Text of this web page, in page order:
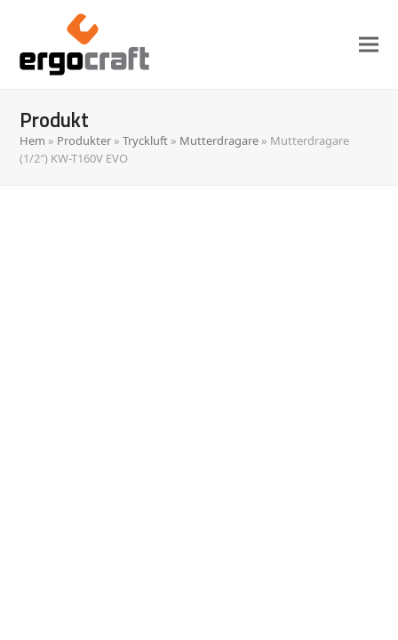
Produkt
Hem » Produkter »Tryckluft » Mutterdragare » Mutterdragare
(1/2″) KW-T160V EVO